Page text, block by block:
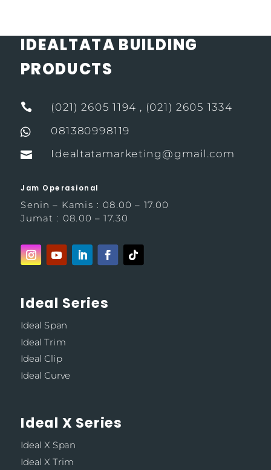
IDEALTATA BUILDING
PRODUCTS
 (021) 2605 1194 , (021) 2605 1334
 081380998119
 Idealtatamarketing@gmail.com
Jam Operasional
Senin – Kamis : 08.00 – 17.00
Jumat : 08.00 – 17.30
Ideal Series
Ideal Span
Ideal Trim
Ideal Clip
Ideal Curve
Ideal X Series
Ideal X Span
Ideal X Trim